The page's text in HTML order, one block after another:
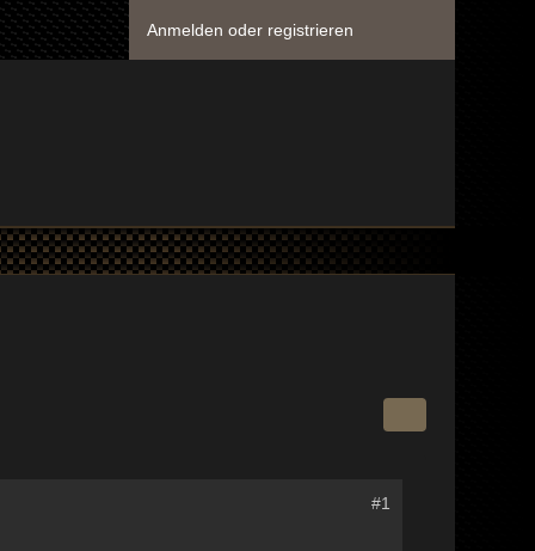
Anmelden oder registrieren
#1